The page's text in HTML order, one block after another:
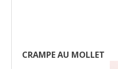
CRAMPE AU MOLLET